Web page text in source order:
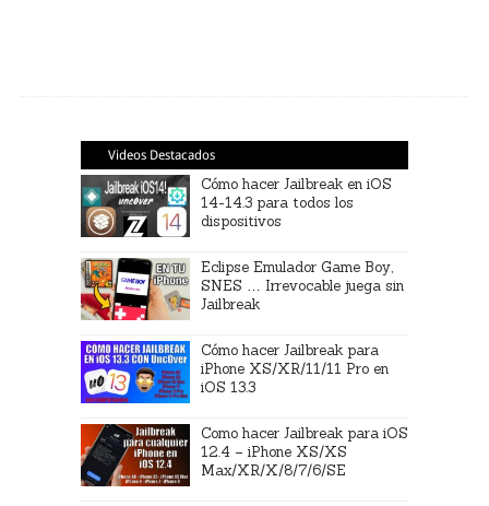
Videos Destacados
Cómo hacer Jailbreak en iOS
14-14.3 para todos los
dispositivos
Eclipse Emulador Game Boy,
SNES … Irrevocable juega sin
Jailbreak
Cómo hacer Jailbreak para
iPhone XS/XR/11/11 Pro en
iOS 13.3
Como hacer Jailbreak para iOS
12.4 – iPhone XS/XS
Max/XR/X/8/7/6/SE